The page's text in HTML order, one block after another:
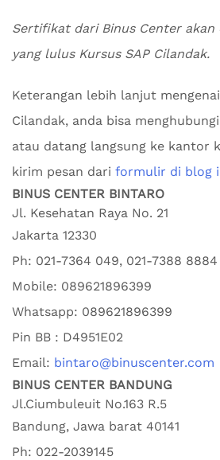
Sertifikat dari Binus Center akan
yang lulus Kursus SAP Cilandak.
Keterangan lebih lanjut
Cilandak, anda bisa
atau datang langsung ke kantor
kirim pesan dari formulir di blog
BINUS CENTER BINTARO
Jl. Kesehatan Raya No. 21
Jakarta 12330
Ph: 021-7364 049, 021-7388 8884
Mobile: 089621896399
Whatsapp: 089621896399
Pin BB : D4951E02
Email: bintaro@binuscenter.com
BINUS CENTER BANDUNG
Jl.Ciumbuleuit No.163 R.5
Bandung, Jawa barat 40141
Ph: 022-2039145